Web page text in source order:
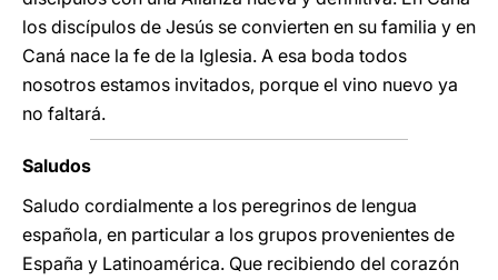
los discípulos de Jesús se convierten en su familia y en
Caná nace la fe de la Iglesia. A esa boda todos
nosotros estamos invitados, porque el vino nuevo ya
no faltará.
Saludos
Saludo cordialmente a los peregrinos de lengua
española, en particular a los grupos provenientes de
España y Latinoamérica. Que recibiendo del corazón